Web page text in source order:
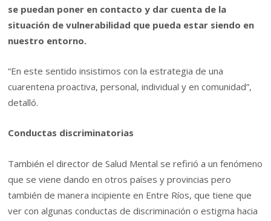
se puedan poner en contacto y dar cuenta de la
situación de vulnerabilidad que pueda estar siendo en
nuestro entorno.
“En este sentido insistimos con la estrategia de una
cuarentena proactiva, personal, individual y en comunidad”,
detalló.
Conductas discriminatorias
También el director de Salud Mental se refirió a un fenómeno
que se viene dando en otros países y provincias pero
también de manera incipiente en Entre Ríos, que tiene que
ver con algunas conductas de discriminación o estigma hacia